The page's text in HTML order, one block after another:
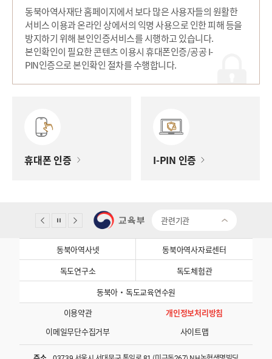
동북아역사재단 홈페이지에서 보다 많은 사용자들의 원활한
서비스 이용과 온라인 상에서의 익명 사용으로 인한 피해 등을
방지하기 위해 본인인증서비스를 시행하고 있습니다.
본인확인이 필요한 콘텐츠 이용시 휴대폰인증/공공 I-
PIN인증으로 본인확인 절차를 수행합니다.
휴대폰 인증 I-PIN 인증
관련기관
동북아역사넷
동북아역사자료센터
독도연구소
독도체험관
동북아·독도교육연수원
이용약관
개인정보처리방침
이메일무단수집거부
사이트맵